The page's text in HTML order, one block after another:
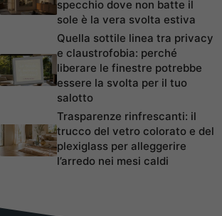
specchio dove non batte il
sole è la vera svolta estiva
Quella sottile linea tra privacy
e claustrofobia: perché
liberare le finestre potrebbe
essere la svolta per il tuo
salotto
Trasparenze rinfrescanti: il
trucco del vetro colorato e del
plexiglass per alleggerire
l’arredo nei mesi caldi